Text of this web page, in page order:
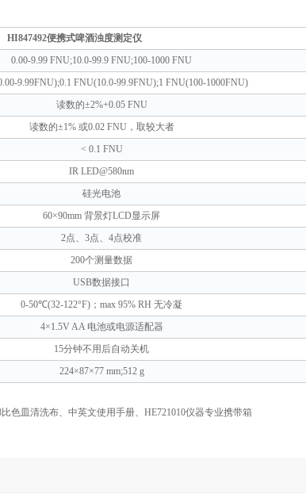
HI847492便携式啤酒浊度测定仪
0.00-9.99 FNU;10.0-99.9 FNU;100-1000 FNU
9.99FNU);0.1 FNU(10.0-99.9FNU);1 FNU(100-1000FNU)
读数的±2%+0.05 FNU
读数的±1% 或0.02 FNU，取较大者
< 0.1 FNU
IR LED@580nm
硅光电池
60×90mm 背景灯LCD显示屏
2点、 3点、 4点校准
200个测量数据
USB数据接口
0-50℃(32-122°F)； max 95% RH 无冷凝
4×1.5V AA 电池或电源适配器
15分钟不用后自动关机
224×87×77 mm;512 g
比色皿清洗布、中英文使用手册、 HE721010仪器专业携带箱